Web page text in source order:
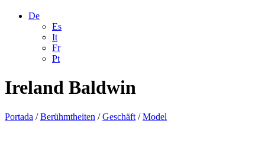
De
Es
It
Fr
Pt
Ireland Baldwin
Portada /Berühmtheiten /Geschäft /Model